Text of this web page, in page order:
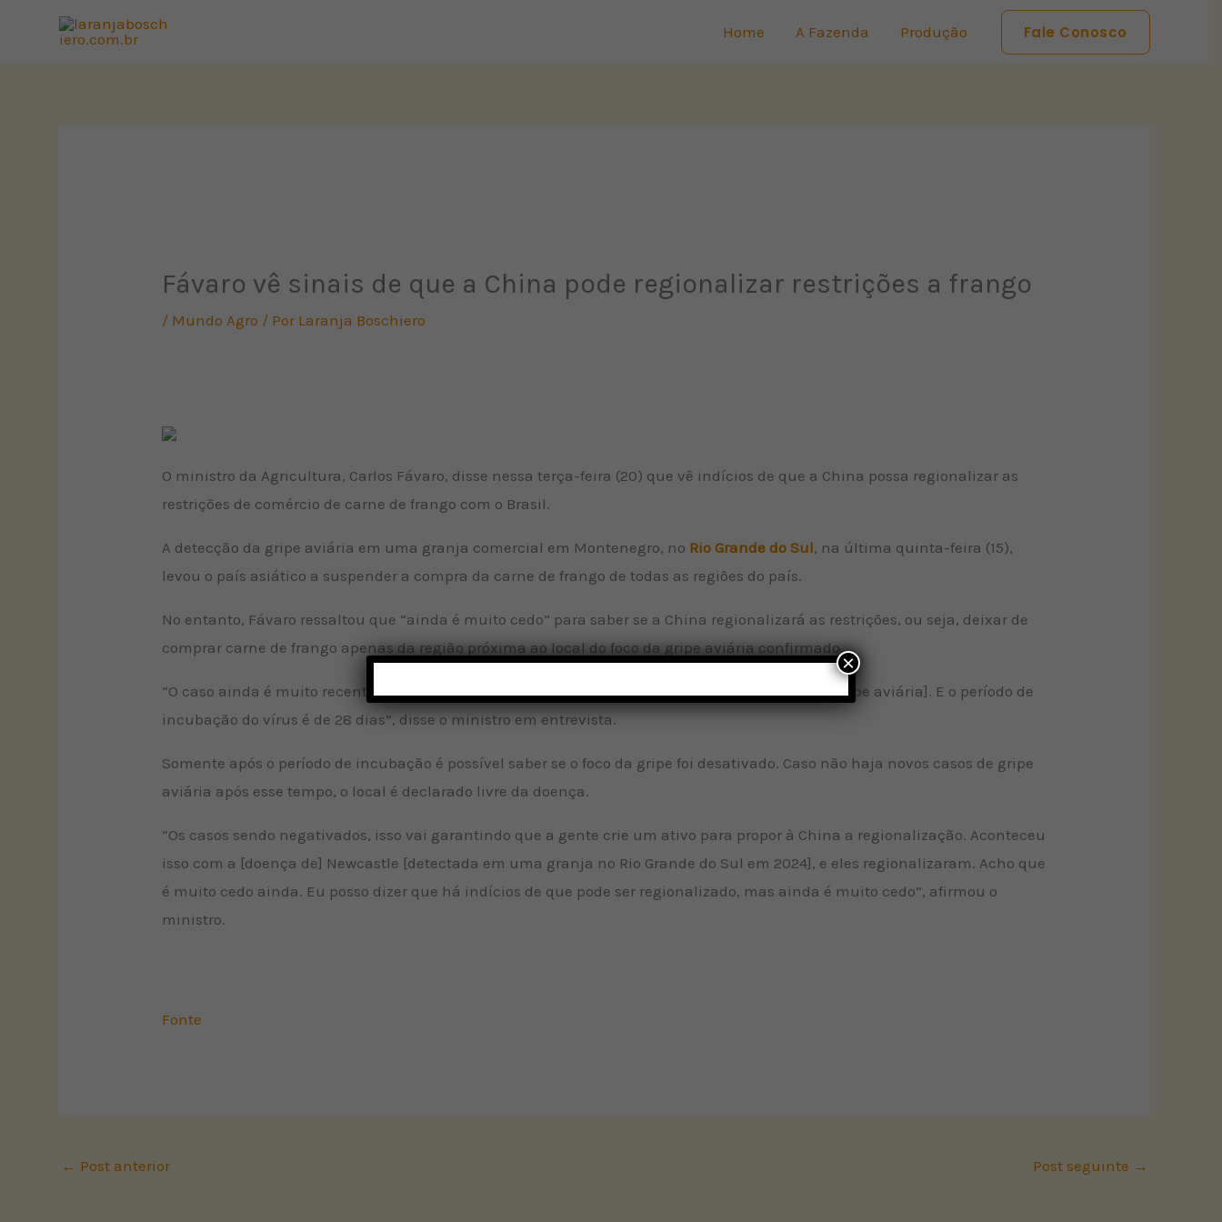
Home A Fazenda Produção Fale Conosco
Fávaro vê sinais de que a China pode regionalizar restrições a frango
/ Mundo Agro / Por Laranja Boschiero
O ministro da Agricultura, Carlos Fávaro, disse nessa terça-feira (20) que vê indícios de que a China possa regionalizar as
restrições de comércio de carne de frango com o Brasil.
A detecção da gripe aviária em uma granja comercial em Montenegro, no Rio Grande do Sul, na última quinta-feira (15),
levou o país asiático a suspender a compra da carne de frango de todas as regiões do país.
No entanto, Fávaro ressaltou que “ainda é muito cedo” para saber se a China regionalizará as restrições, ou seja, deixar de
comprar carne de frango apenas da região próxima ao local do foco da gripe aviária confirmado.
“O caso ainda é muito recente. Estamos há cinco ou seis dias [desde a confirmação do caso de gripe aviária]. E o período de
incubação do vírus é de 28 dias”, disse o ministro em entrevista.
Somente após o período de incubação é possível saber se o foco da gripe foi desativado. Caso não haja novos casos de gripe
aviária após esse tempo, o local é declarado livre da doença.
“Os casos sendo negativados, isso vai garantindo que a gente crie um ativo para propor à China a regionalização. Aconteceu
isso com a [doença de] Newcastle [detectada em uma granja no Rio Grande do Sul em 2024], e eles regionalizaram. Acho que
é muito cedo ainda. Eu posso dizer que há indícios de que pode ser regionalizado, mas ainda é muito cedo”, afirmou o
ministro.
Fonte
← Post anterior Post seguinte →
×